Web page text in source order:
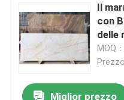
Il
con
delle
del
MOQ
Miglior prezzo